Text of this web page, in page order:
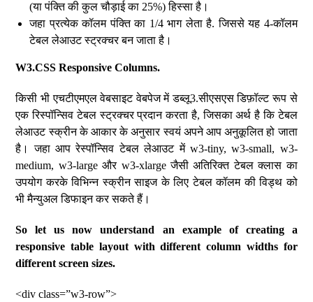
(या पंक्ति की कुल चौड़ाई का 25%) हिस्सा है।
जहा प्रत्येक कॉलम पंक्ति का 1/4 भाग लेता है. जिससे यह 4-कॉलम
टेबल लेआउट स्ट्रक्चर बन जाता है।
W3.CSS Responsive Columns.
किसी भी एचटीएमएल वेबसाइट वेबपेज में डब्लू3.सीएसएस डिफ़ॉल्ट रूप से
एक रिस्पॉन्सिव टेबल स्ट्रक्चर प्रदान करता है, जिसका अर्थ है कि टेबल
लेआउट स्क्रीन के आकार के अनुसार स्वयं अपने आप अनुकूलित हो जाता
है। जहा आप रेस्पॉन्सिव टेबल लेआउट में w3-tiny, w3-small, w3-
medium, w3-large और w3-xlarge जैसी अतिरिक्त टेबल क्लास का
उपयोग करके विभिन्न स्क्रीन साइज के लिए टेबल कॉलम की विड्थ को
भी मैन्युअल डिफाइन कर सकते हैं।
So let us now understand an example of creating a
responsive table layout with different column widths for
different screen sizes.
<div class=”w3-row”>